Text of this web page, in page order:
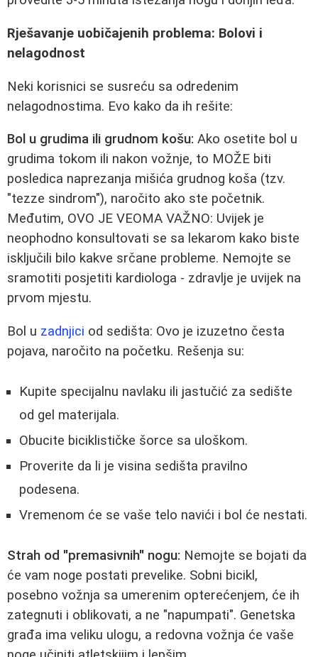
Rješavanje uobičajenih problema: Bolovi i
nelagodnost
Neki korisnici se susreću sa odredenim
nelagodnostima. Evo kako da ih rešite:
Bol u grudima ili grudnom košu: Ako osetite bol u
grudima tokom ili nakon vožnje, to MOŽE biti
posledica naprezanja mišića grudnog koša (tzv.
"tezze sindrom"), naročito ako ste početnik.
Međutim, OVO JE VEOMA VAŽNO: Uvijek je
neophodno konsultovati se sa lekarom kako biste
isključili bilo kakve srčane probleme. Nemojte se
sramotiti posjetiti kardiologa - zdravlje je uvijek na
prvom mjestu.
Bol u zadnjici od sedišta: Ovo je izuzetno česta
pojava, naročito na početku. Rešenja su:
Kupite specijalnu navlaku ili jastučić za sedište
od gel materijala.
Obucite biciklističke šorce sa uloškom.
Proverite da li je visina sedišta pravilno
podesena.
Vremenom će se vaše telo navići i bol će nestati.
Strah od "premasivnih" nogu: Nemojte se bojati da
će vam noge postati prevelike. Sobni bicikl,
posebno vožnja sa umerenim opterećenjem, će ih
zategnuti i oblikovati, a ne "napumpati". Genetska
građa ima veliku ulogu, a redovna vožnja će vaše